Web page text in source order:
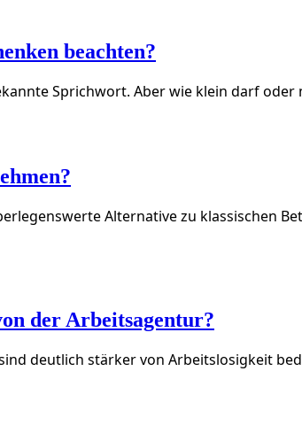
beachten?
Sprichwort. Aber wie klein darf oder
Alternative zu klassischen
der Arbeitsagentur?
deutlich stärker von Arbeitslosigkeit